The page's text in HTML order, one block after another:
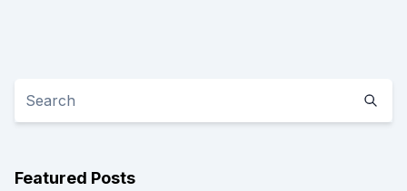
Featured Posts